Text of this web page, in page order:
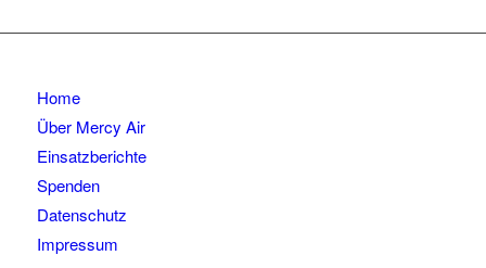
Home
Über Mercy Air
Einsatzberichte
Spenden
Datenschutz
Impressum